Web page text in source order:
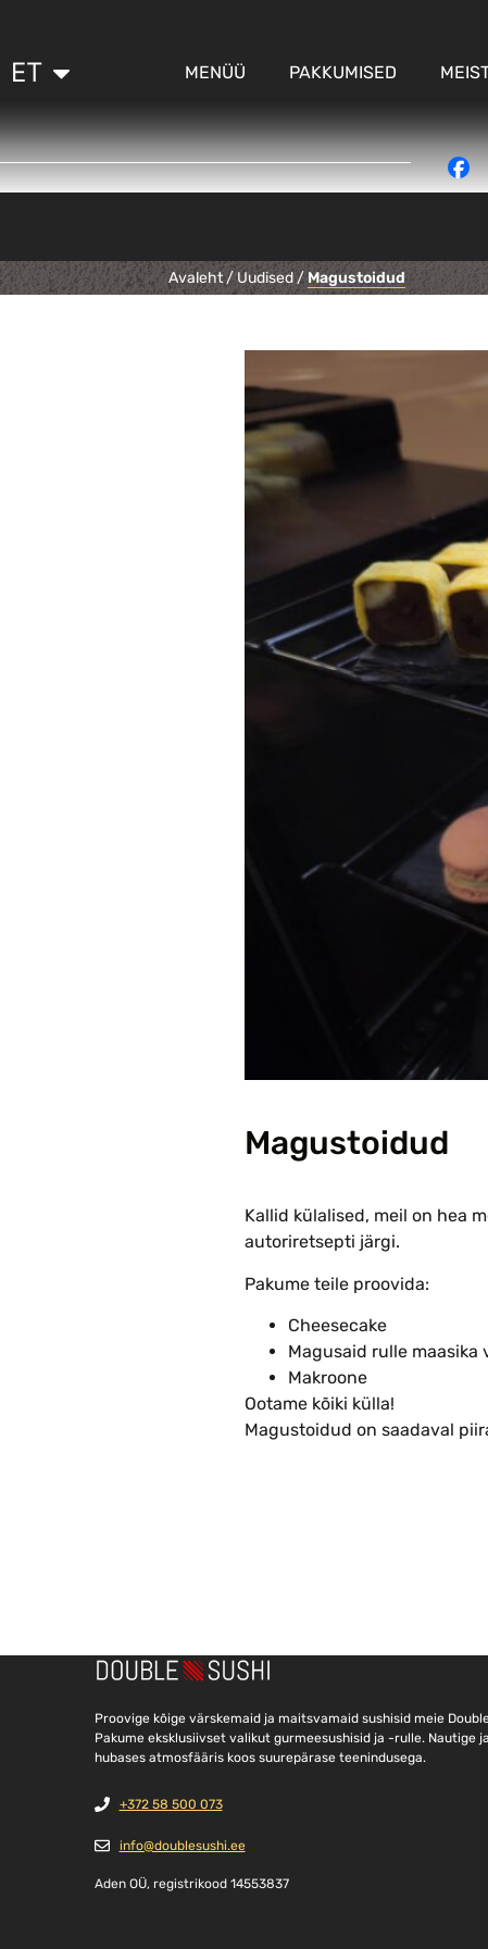
ET
RU MENÜÜ PAKKUMISED
Avaleht/Uudised/Magustoidud
Magustoidud
Kallid külalised, meil on hea
autoriretsepti järgi.
Pakume teile proovida:
Cheesecake
Magusaid rulle maasika
Makroone
Ootame kõiki külla!
Magustoidud on saadaval
Proovige kõige värskemaid ja maitsvamaid sushisid meie
Pakume eksklusiivset valikut gurmeesushisid ja -rulle. Nautige
hubases atmosfääris koos suurepärase teenindusega.
+372 58 500 073
info@doublesushi.ee
Aden OÜ, registrikood 14553837